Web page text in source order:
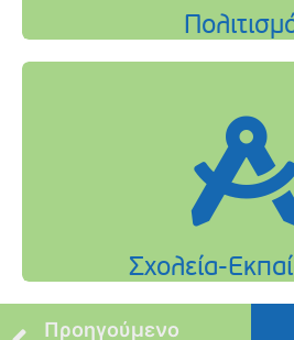
Προηγούμενο